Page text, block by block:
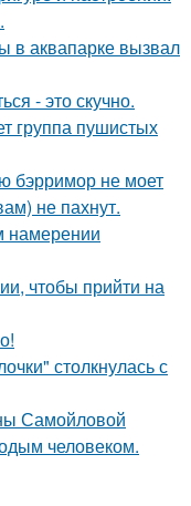
в аквапарке вызвал
- это скучно.
группа пушистых
бэрримор не моет
не пахнут.
намерении
чтобы прийти на
столкнулась с
Самойловой
человеком.